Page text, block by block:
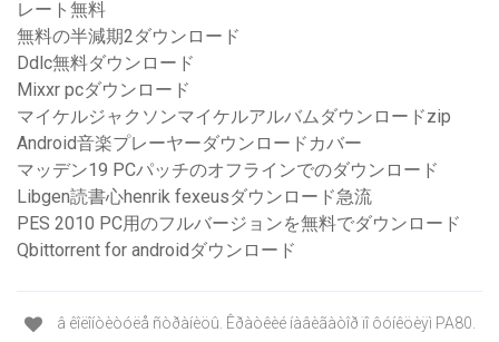
レート無料
無料の半減期2ダウンロード
Ddlc無料ダウンロード
Mixxr pcダウンロード
マイケルジャクソンマイケルアルバムダウンロードzip
Android音楽プレーヤーダウンロードカバー
マッデン19 PCパッチのオフラインでのダウンロード
Libgen読書心henrik fexeusダウンロード急流
PES 2010 PC用のフルバージョンを無料でダウンロード
Qbittorrent for androidダウンロード
â êîëîíòèòóëå ñòðàíèöû. Êðàòêèé íàâèãàòîð ïî ôóíêöèÿì PA80.